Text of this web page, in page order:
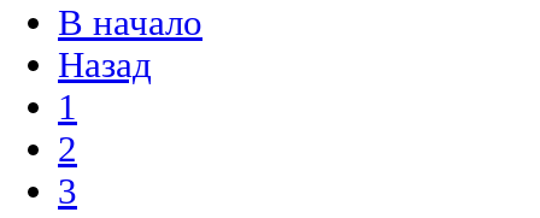
В начало
Назад
1
2
3